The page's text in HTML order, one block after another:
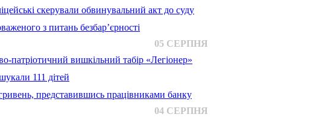
скерували обвинувальний акт до суду
з питань безбар’єрності
05 СЕРПНЯ
патріотичний вишкільний табір «Легіонер»
111 дітей
представившись працівниками банку
04 СЕРПНЯ